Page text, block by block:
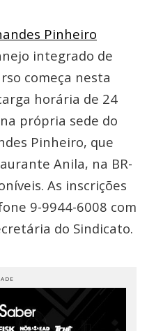
Pinheiro
integrado de
começa nesta
horária de 24
própria sede do
Pinheiro, que
Anila, na BR-
As inscrições
9-9944-6008 com
do Sindicato.